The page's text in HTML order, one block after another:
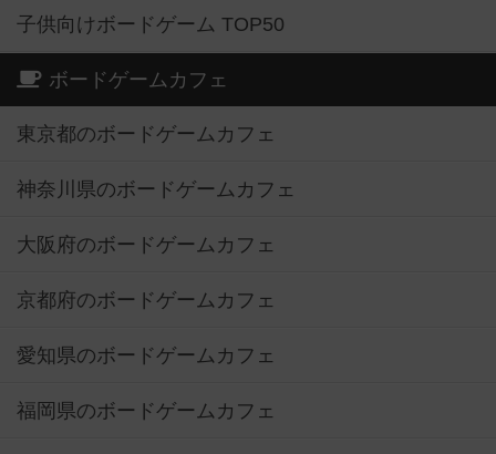
子供向けボードゲーム TOP50
ボードゲームカフェ
東京都のボードゲームカフェ
神奈川県のボードゲームカフェ
大阪府のボードゲームカフェ
京都府のボードゲームカフェ
愛知県のボードゲームカフェ
福岡県のボードゲームカフェ